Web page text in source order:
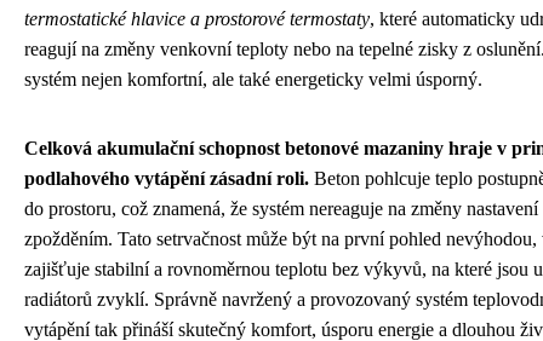
termostatické hlavice a prostorové termostaty, které automaticky
reagují na změny venkovní teploty nebo na tepelné zisky z
systém nejen komfortní, ale také energeticky velmi úsporný.
Celková akumulační schopnost betonové mazaniny hraje v
podlahového vytápění zásadní roli. Beton pohlcuje teplo
do prostoru, což znamená, že systém nereaguje na změny
zpožděním. Tato setrvačnost může být na první pohled nevýhodou,
zajišťuje stabilní a rovnoměrnou teplotu bez výkyvů, na které jsou
radiátorů zvyklí. Správně navržený a provozovaný systém
vytápění tak přináší skutečný komfort, úsporu energie a dlouhou